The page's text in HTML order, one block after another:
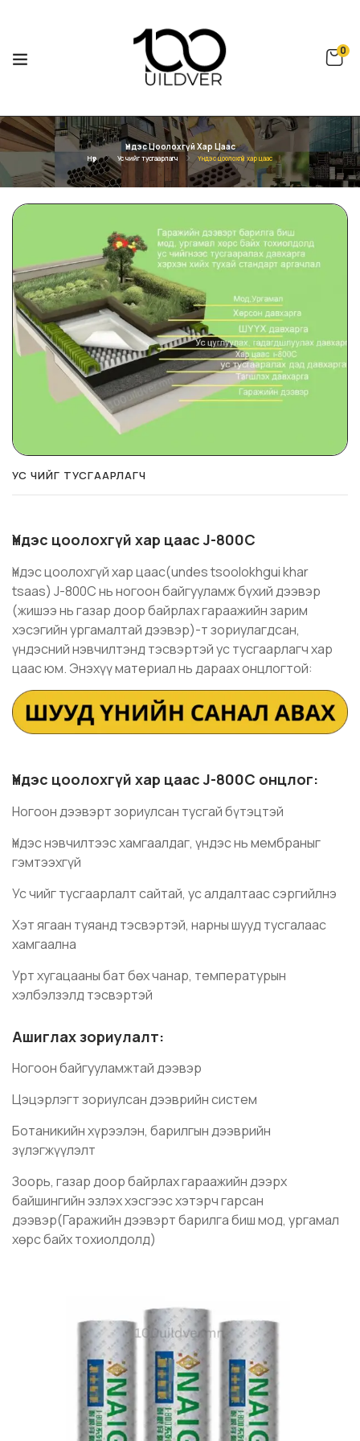
0
Үндэс Цоолохгүй Хар Цаас
Нүүр Ус чийг тусгаарлагч Үндэс цоолохгүй хар цаас
УС ЧИЙГ ТУСГААРЛАГЧ
Үндэс цоолохгүй хар цаас J-800C
Үндэс цоолохгүй хар цаас(undes tsoolokhgui khar
tsaas) J-800C нь ногоон байгууламж бүхий дээвэр
(жишээ нь газар доор байрлах гараажийн зарим
хэсэгийн ургамалтай дээвэр)-т зориулагдсан,
үндэсний нэвчилтэнд тэсвэртэй ус тусгаарлагч хар
цаас юм. Энэхүү материал нь дараах онцлогтой:
Үндэс цоолохгүй хар цаас J-800C онцлог:
Ногоон дээвэрт зориулсан тусгай бүтэцтэй
Үндэс нэвчилтээс хамгаалдаг, үндэс нь мембраныг
гэмтээхгүй
Ус чийг тусгаарлалт сайтай, ус алдалтаас сэргийлнэ
Хэт ягаан туяанд тэсвэртэй, нарны шууд тусгалаас
хамгаална
Урт хугацааны бат бөх чанар, температурын
хэлбэлзэлд тэсвэртэй
Ашиглах зориулалт:
Ногоон байгууламжтай дээвэр
Цэцэрлэгт зориулсан дээврийн систем
Ботаникийн хүрээлэн, барилгын дээврийн
зүлэгжүүлэлт
Зоорь, газар доор байрлах гараажийн дээрх
байшингийн эзлэх хэсгээс хэтэрч гарсан
дээвэр(Гаражийн дээвэрт барилга биш мод, ургамал
хөрс байх тохиолдолд)